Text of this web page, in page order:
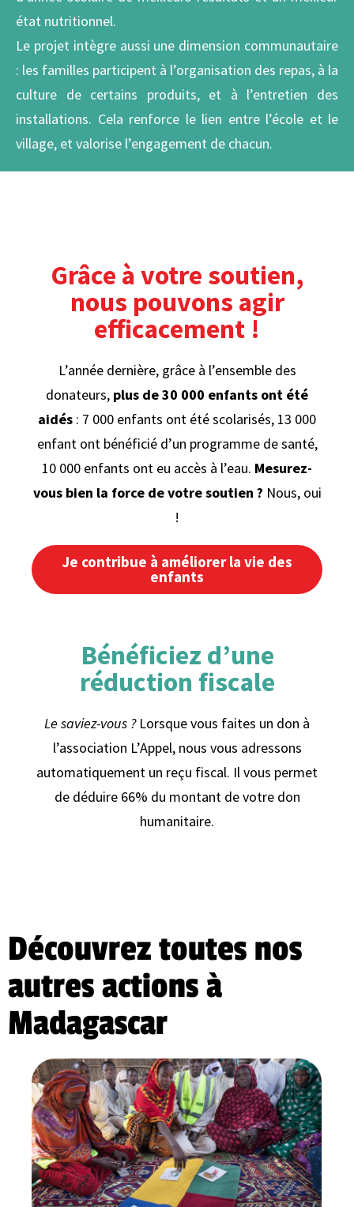
état nutritionnel.
Le projet intègre aussi une dimension communautaire
: les familles participent à l’organisation des repas, à la
culture de certains produits, et à l’entretien des
installations. Cela renforce le lien entre l’école et le
village, et valorise l’engagement de chacun.
Bénéficiez d’une
réduction fiscale
Le saviez-vous ?Lorsque vous faites un don à
l’association L’Appel, nous vous adressons
automatiquement un reçu fiscal. Il vous permet
de déduire 66% du montant de votre don
humanitaire.
Grâce à votre soutien,
nous pouvons agir
efficacement !
L’année dernière, grâce à l’ensemble des
donateurs, plus de 30 000 enfants ont été
aidés : 7 000 enfants ont été scolarisés, 13 000
enfant ont bénéficié d’un programme de santé,
10 000 enfants ont eu accès à l’eau. Mesurez-
vous bien la force de votre soutien ? Nous, oui
!
Je contribue à améliorer la vie des
enfants
Découvrez toutes nos
autres actions à
Madagascar